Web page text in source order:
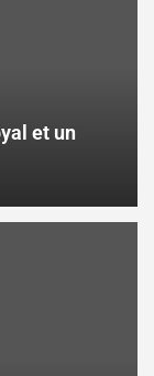
et un